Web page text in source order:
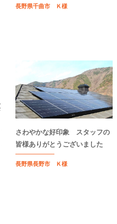
長野県千曲市 Ｋ様
さわやかな好印象 スタッフの
皆様ありがとうございました
長野県長野市 Ｋ様